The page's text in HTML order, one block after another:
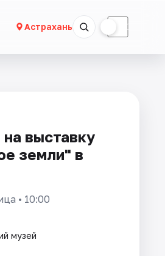
Астрахань ☾
выставку
земли" в
• 10:00
музей